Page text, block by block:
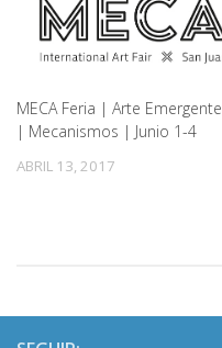
MECA Feria | Arte Emergente
| Mecanismos | Junio 1-4
ABRIL 13, 2017